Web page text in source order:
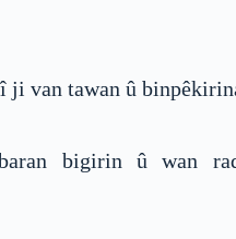
ji van tawan û
bigirin û wan